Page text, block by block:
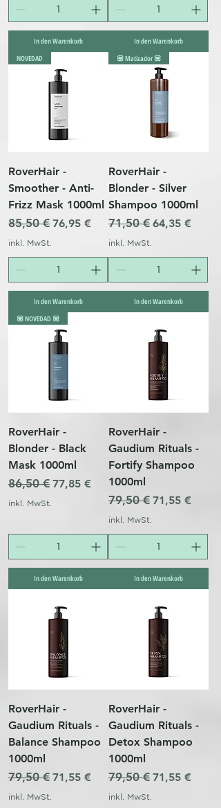
In den Warenkorb
In den Warenkorb
NOVEDAD
RoverHair -
Smoother - Anti-
Frizz Mask 1000ml
Standardpreis
85,50 € Sale-Preis
76,95 €
inkl. MwSt.
In den Warenkorb
💟 Matizador 💟
RoverHair -
Blonder - Silver
Shampoo 1000ml
Standardpreis
71,50 € Sale-Preis
64,35 €
inkl. MwSt.
In den Warenkorb
💟 NOVEDAD 💟
RoverHair -
Blonder - Black
Mask 1000ml
Standardpreis
86,50 € Sale-Preis
77,85 €
inkl. MwSt.
In den Warenkorb
RoverHair -
Gaudium Rituals -
Fortify Shampoo
1000ml
Standardpreis
79,50 € Sale-Preis
71,55 €
inkl. MwSt.
In den Warenkorb
RoverHair -
Gaudium Rituals -
Balance Shampoo
1000ml
Standardpreis
79,50 € Sale-Preis
71,55 €
inkl. MwSt.
RoverHair -
Gaudium Rituals -
Detox Shampoo
1000ml
Standardpreis
79,50 € Sale-Preis
71,55 €
inkl. MwSt.